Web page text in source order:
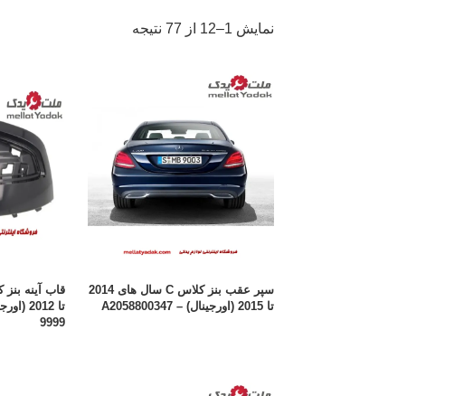
نمایش 1–12 از 77 نتیجه
سپر عقب بنز کلاس C سال های 2014
تا 2015 (اورجینال) – A2058800347
9999